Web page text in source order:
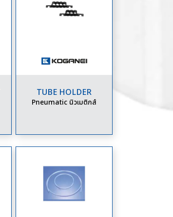
TUBE HOLDER
Pneumatic นิวเมติกส์